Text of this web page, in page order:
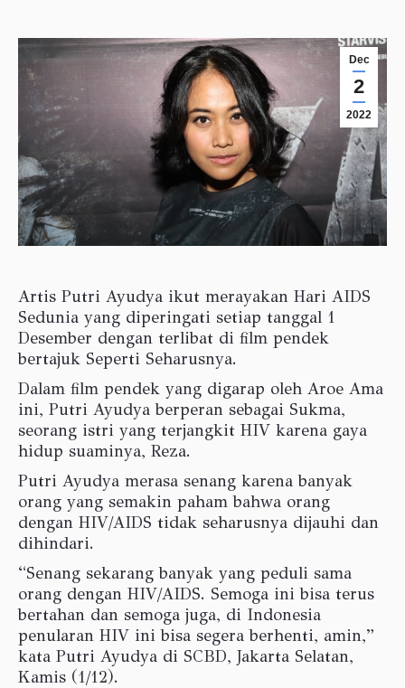
Dec
2
2022
Artis Putri Ayudya ikut merayakan Hari AIDS
Sedunia yang diperingati setiap tanggal 1
Desember dengan terlibat di film pendek
bertajuk Seperti Seharusnya.
Dalam film pendek yang digarap oleh Aroe Ama
ini, Putri Ayudya berperan sebagai Sukma,
seorang istri yang terjangkit HIV karena gaya
hidup suaminya, Reza.
Putri Ayudya merasa senang karena banyak
orang yang semakin paham bahwa orang
dengan HIV/AIDS tidak seharusnya dijauhi dan
dihindari.
“Senang sekarang banyak yang peduli sama
orang dengan HIV/AIDS. Semoga ini bisa terus
bertahan dan semoga juga, di Indonesia
penularan HIV ini bisa segera berhenti, amin,”
kata Putri Ayudya di SCBD, Jakarta Selatan,
Kamis (1/12).